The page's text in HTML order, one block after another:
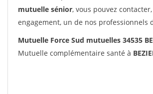
mutuelle sénior, vous pouvez
engagement, un de nos professionnels
Mutuelle Force Sud mutuelles 34535
Mutuelle complémentaire santé à